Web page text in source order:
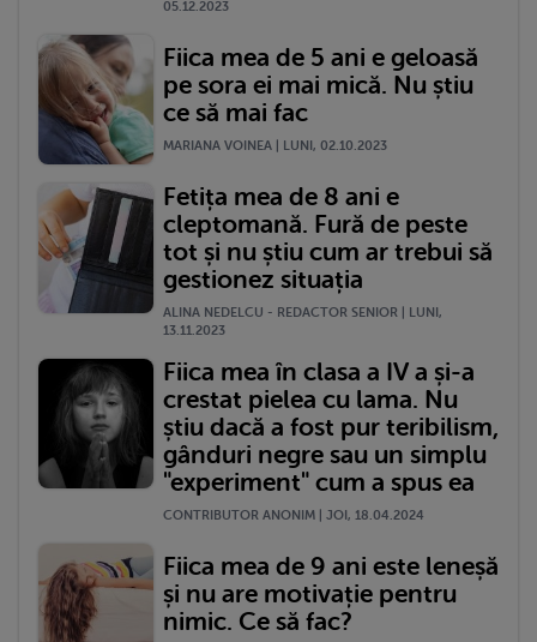
05.12.2023
Fiica mea de 5 ani e geloasă
pe sora ei mai mică. Nu știu
ce să mai fac
MARIANA VOINEA | LUNI, 02.10.2023
Fetița mea de 8 ani e
cleptomană. Fură de peste
tot și nu știu cum ar trebui să
gestionez situația
ALINA NEDELCU - REDACTOR SENIOR | LUNI,
13.11.2023
Fiica mea în clasa a IV a și-a
crestat pielea cu lama. Nu
știu dacă a fost pur teribilism,
gânduri negre sau un simplu
"experiment" cum a spus ea
CONTRIBUTOR ANONIM | JOI, 18.04.2024
Fiica mea de 9 ani este leneșă
și nu are motivație pentru
nimic. Ce să fac?